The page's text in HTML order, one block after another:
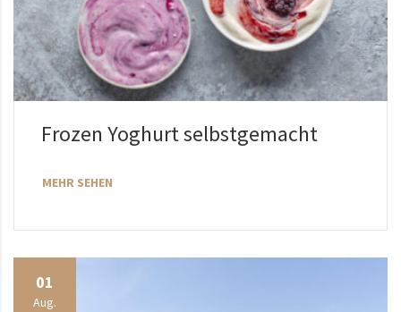
Frozen Yoghurt selbstgemacht
MEHR SEHEN
01
Aug.